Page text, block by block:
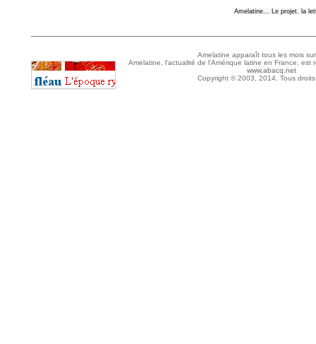
Amelatine... Le projet. la
Amelatine apparaît tous les mois
Amelatine, l'actualité de l'Amérique latine en France, est
www.abacq.net
Copyright © 2003, 2014. Tous